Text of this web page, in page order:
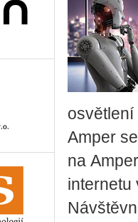
Amper
na
internetu